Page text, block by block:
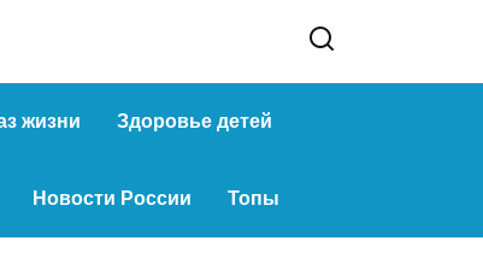
жизни Здоровье детей
Новости России Топы